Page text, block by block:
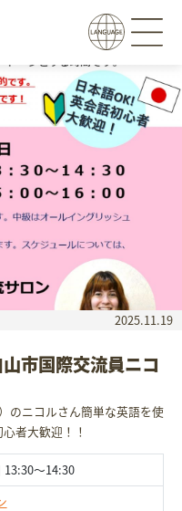
2025.11.19
市国際交流員ニコ
のニコルさん簡単な英語を使
者大歓迎！！
13:30〜14:30